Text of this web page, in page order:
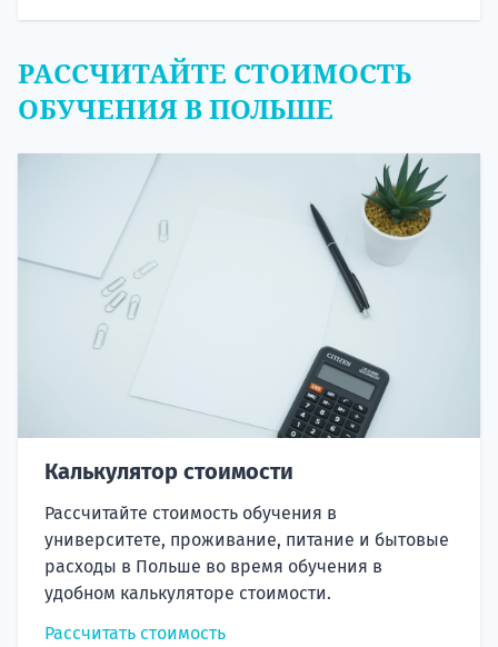
РАССЧИТАЙТЕ СТОИМОСТЬ
ОБУЧЕНИЯ В ПОЛЬШЕ
Калькулятор стоимости
Рассчитайте стоимость обучения в
университете, проживание, питание и бытовые
расходы в Польше во время обучения в
удобном калькуляторе стоимости.
Рассчитать стоимость